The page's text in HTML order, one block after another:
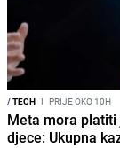
/TECH I PRIJE OKO 10H
Meta mora
djece: Ukupna